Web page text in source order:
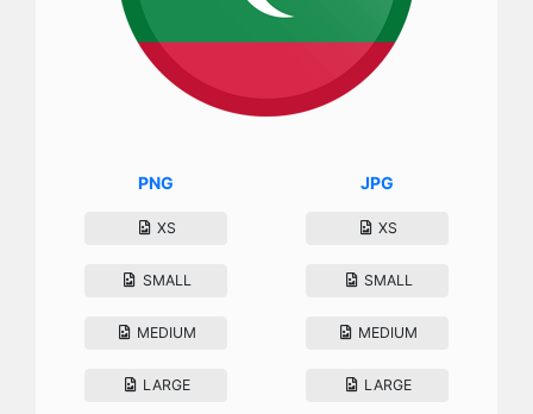
PNG
XS
SMALL
MEDIUM
LARGE
JPG
XS
SMALL
MEDIUM
LARGE